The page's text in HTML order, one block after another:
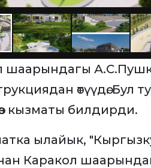
шаарындагы
өтүүдө.
кызматы билдирди.
ылайык,
Каракол